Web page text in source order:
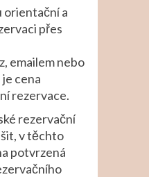
orientační a
přes
emailem nebo
cena
rezervace.
rezervační
v těchto
potvrzená